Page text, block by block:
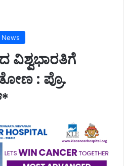
News
ವಿಶ್ವಭಾರತಿಗೆ
: ಪ್ರೊ.